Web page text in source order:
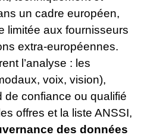
un cadre européen,
limitée aux fournisseurs
extra-européennes.
l’analyse : les
voix, vision),
de confiance ou qualifié
offres et la liste ANSSI,
des données